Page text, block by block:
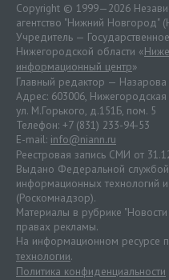
Copyright © 1999—2026
агентство "Нижний
Учредитель —
Нижегородской области «
информационный центр»
Главный редактор — Назарова
Адрес: 603006,
ул. М.Горького, д.151Б, пом. 5
Телефон: +7 (831) 233-94-53
E-mail: info@niann.ru
Реестровая запись СМИ от
Выдано Федеральной
информационных технологий
(Роскомнадзор).
Материалы в рубрике
правах рекламы.
На информационном ресурсе
технологии.
Политика конфиденциальности